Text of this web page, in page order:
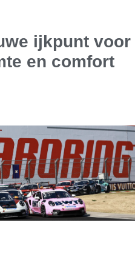
ijkpunt voor
en comfort